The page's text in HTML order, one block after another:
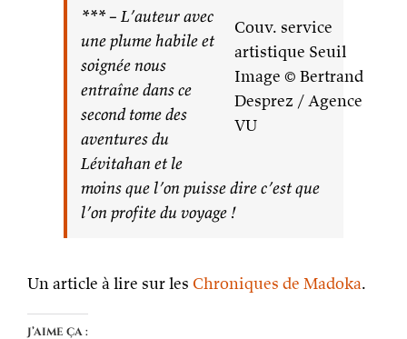
sur
Chroniques
de
Couv. service
artistique Seuil
Image © Bertrand
Desprez / Agence
VU
***– L’auteur avec
une plume habile et
soignée nous
entraîne dans ce
second tome des
aventures du
Lévitahan et le
moins que l’on puisse dire c’est que
l’on profite du voyage !
Un article à lire sur les Chroniques de Madoka.
J’aime ça :